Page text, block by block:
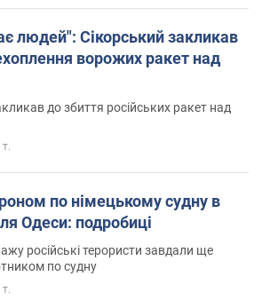
людей": Сікорський закликав
ворожих ракет над
до збиття російських ракет над
по німецькому судну в
Одеси: подробиці
російські терористи завдали ще
по судну